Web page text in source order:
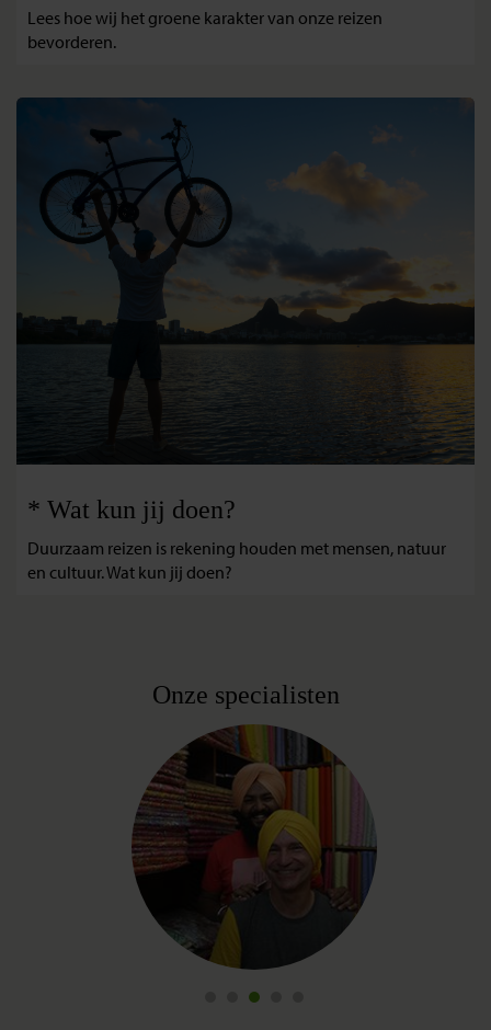
Lees hoe wij het groene karakter van onze reizen
bevorderen.
* Wat kun jij doen?
Duurzaam reizen is rekening houden met mensen, natuur
en cultuur. Wat kun jij doen?
Onze specialisten